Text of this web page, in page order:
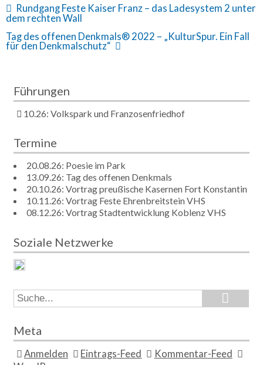
Rundgang Feste Kaiser Franz – das Ladesystem 2 unter
dem rechten Wall
Tag des offenen Denkmals® 2022 – „KulturSpur. Ein Fall
für den Denkmalschutz“
Führungen
10.26: Volkspark und Franzosenfriedhof
Termine
20.08.26: Poesie im Park
13.09.26: Tag des offenen Denkmals
20.10.26: Vortrag preußische Kasernen Fort Konstantin
10.11.26: Vortrag Feste Ehrenbreitstein VHS
08.12.26: Vortrag Stadtentwicklung Koblenz VHS
Soziale Netzwerke
Search
for:
Meta
Anmelden Eintrags-Feed
Kommentar-Feed